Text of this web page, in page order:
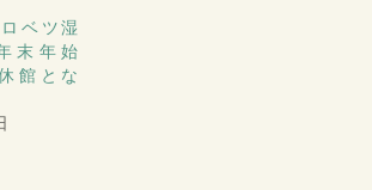
ベツ湿
末年始
館とな